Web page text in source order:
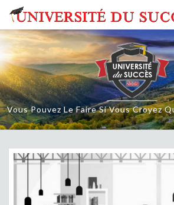
Skip
content
Vous Pouvez Le Faire Si Vous Croyez